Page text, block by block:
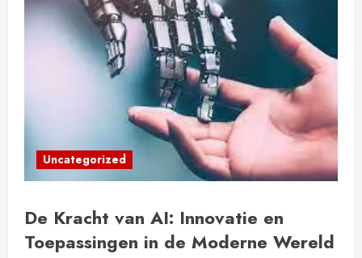
Uncategorized
De Kracht van AI: Innovatie en
Toepassingen in de Moderne Wereld